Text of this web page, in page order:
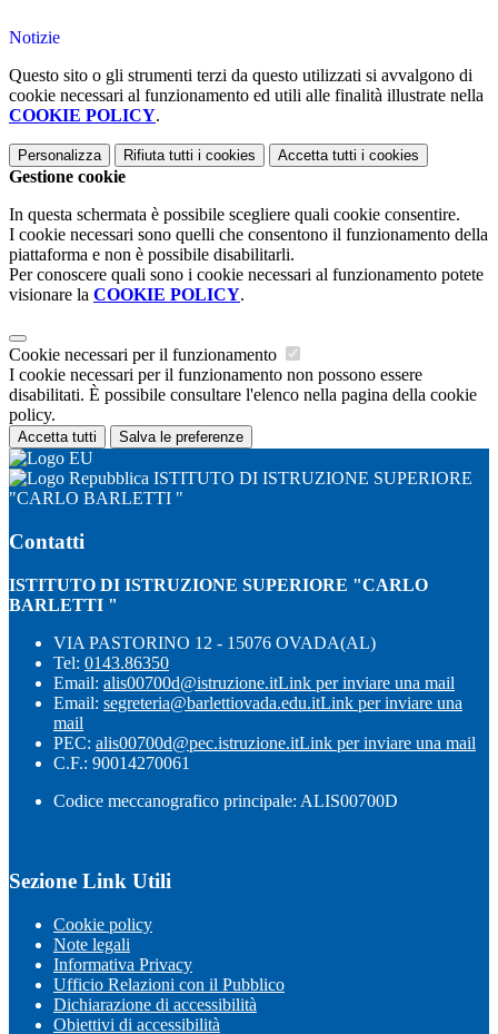
Notizie
Questo sito o gli strumenti terzi da questo utilizzati si avvalgono di
cookie necessari al funzionamento ed utili alle finalità illustrate nella
COOKIE POLICY.
Personalizza Rifiuta tutti i cookies Accetta tutti i cookies
Gestione cookie
In questa schermata è possibile scegliere quali cookie consentire.
I cookie necessari sono quelli che consentono il funzionamento della
piattaforma e non è possibile disabilitarli.
Per conoscere quali sono i cookie necessari al funzionamento potete
visionare la COOKIE POLICY.
Cookie necessari per il funzionamento
I cookie necessari per il funzionamento non possono essere
disabilitati. È possibile consultare l'elenco nella pagina della cookie
policy.
Accetta tutti Salva le preferenze
ISTITUTO DI ISTRUZIONE SUPERIORE
"CARLO BARLETTI "
Contatti
ISTITUTO DI ISTRUZIONE SUPERIORE "CARLO
BARLETTI "
VIA PASTORINO 12 - 15076 OVADA(AL)
Tel: 0143.86350
Email: alis00700d@istruzione.itLink per inviare una mail
Email: segreteria@barlettiovada.edu.itLink per inviare una
mail
PEC: alis00700d@pec.istruzione.itLink per inviare una mail
C.F.: 90014270061
Codice meccanografico principale: ALIS00700D
Sezione Link Utili
Cookie policy
Note legali
Informativa Privacy
Ufficio Relazioni con il Pubblico
Dichiarazione di accessibilità
Obiettivi di accessibilità